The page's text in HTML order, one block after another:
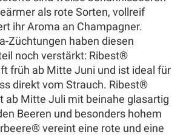
als rote Sorten, vollreif
ihr Aroma an Champagner.
Züchtungen haben diesen
noch verstärkt: Ribest®
früh ab Mitte Juni und ist ideal für
direkt vom Strauch. Ribest®
ab Mitte Juli mit beinahe glasartig
Beeren und besonders hohem
vereint eine rote und eine